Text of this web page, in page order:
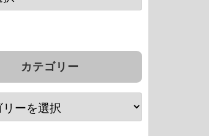
カテゴリー